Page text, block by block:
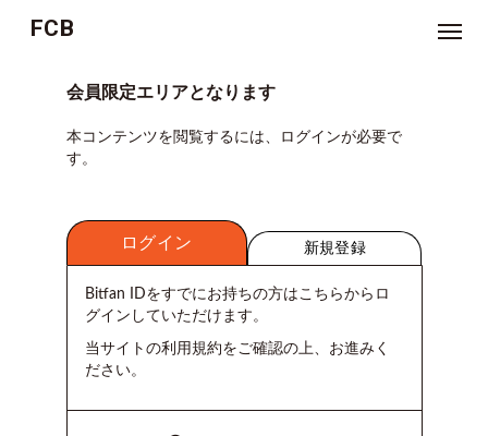
FCB
NEWS
TICKET
ジ
ジ
林
の
悩
み
会員限定エリアとなります
本コンテンツを閲覧するには、ログインが必要で
す。
ログイン 新規登録
Bitfan IDをすでにお持ちの方はこちらからロ
グインしていただけます。
当サイトの利用規約をご確認の上、お進みく
ださい。